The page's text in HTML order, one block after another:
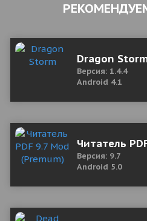
Dragon
Версия: 1.4.4
Android 4.1
Читатель
Версия: 9.7
Android 5.0